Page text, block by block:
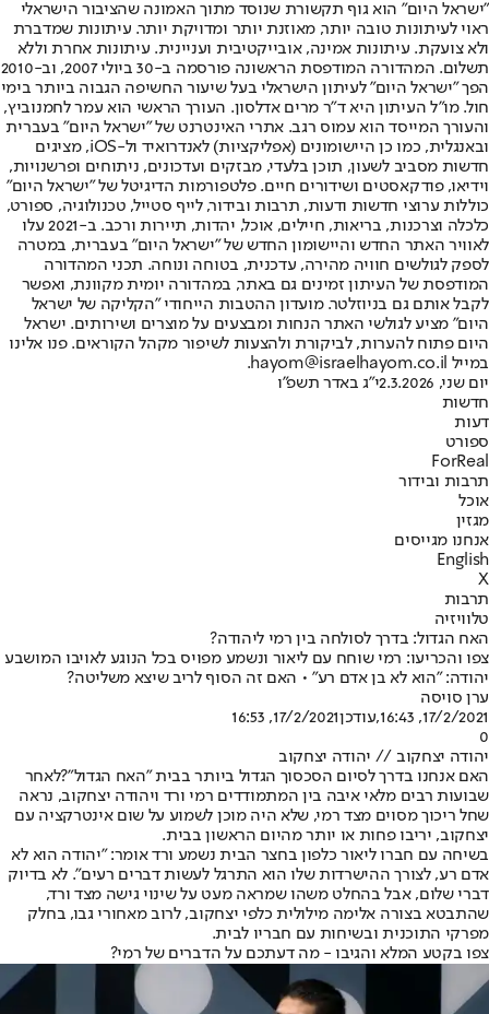
"ישראל היום" הוא גוף תקשורת שנוסד מתוך האמונה שהציבור הישראלי
ראוי לעיתונות טובה יותר, מאוזנת יותר ומדויקת יותר. עיתונות שמדברת
ולא צועקת. עיתונות אמינה, אובייקטיבית ועניינית. עיתונות אחרת וללא
תשלום. המהדורה המודפסת הראשונה פורסמה ב-30 ביולי 2007, וב-2010
הפך "ישראל היום" לעיתון הישראלי בעל שיעור החשיפה הגבוה ביותר בימי
חול. מו"ל העיתון היא ד"ר מרים אדלסון. העורך הראשי הוא עמר לחמנוביץ,
והעורך המייסד הוא עמוס רגב. אתרי האינטרנט של "ישראל היום" בעברית
ובאנגלית, כמו כן היישומונים (אפליקציות) לאנדרואיד ול-iOS, מציגים
חדשות מסביב לשעון, תוכן בלעדי, מבזקים ועדכונים, ניתוחים ופרשנויות,
וידיאו, פודקאסטים ושידורים חיים. פלטפורמות הדיגיטל של "ישראל היום"
כוללות ערוצי חדשות ודעות, תרבות ובידור, לייף סטייל, טכנולוגיה, ספורט,
כלכלה וצרכנות, בריאות, חיילים, אוכל, יהדות, תיירות ורכב. ב-2021 עלו
לאוויר האתר החדש והיישומון החדש של "ישראל היום" בעברית, במטרה
לספק לגולשים חוויה מהירה, עדכנית, בטוחה ונוחה. תכני המהדורה
המודפסת של העיתון זמינים גם באתר, במהדורה יומית מקוונת, ואפשר
לקבל אותם גם בניוזלטר. מועדון ההטבות הייחודי "הקליקה של ישראל
היום" מציע לגולשי האתר הנחות ומבצעים על מוצרים ושירותים. ישראל
היום פתוח להערות, לביקורת ולהצעות לשיפור מקהל הקוראים. פנו אלינו
במייל hayom@israelhayom.co.il.
יום שני, 2.3.2026
י"ג באדר תשפ"ו
חדשות
דעות
ספורט
ForReal
תרבות ובידור
אוכל
מגזין
אנחנו מגייסים
English
X
תרבות
טלוויזיה
האח הגדול: בדרך לסולחה בין רמי ליהודה?
צפו והכריעו: רמי שוחח עם ליאור ונשמע מפויס בכל הנוגע לאויבו המושבע
יהודה: "הוא לא בן אדם רע" • האם זה הסוף לריב שיצא משליטה?
ערן סויסה
17/2/2021, 16:43
,עודכן17/2/2021, 16:53
0
יהודה יצחקוב // יהודה יצחקוב
האם אנחנו בדרך לסיום הסכסוך הגדול ביותר בבית "האח הגדול"?לאחר
שבועות רבים מלאי איבה בין המתמודדים רמי ורד ויהודה יצחקוב, נראה
שחל ריכוך מסוים מצד רמי, שלא היה מוכן לשמוע על שום אינטרקציה עם
יצחקוב, יריבו פחות או יותר מהיום הראשון בבית.
בשיחה עם חברו ליאור כלפון בחצר הבית נשמע ורד אומר: "יהודה הוא לא
אדם רע, לצורך ההישרדות שלו הוא התרגל לעשות דברים רעים". לא בדיוק
דברי שלום, אבל בהחלט משהו שמראה מעט על שינוי גישה מצד ורד,
שהתבטא בצורה אלימה מילולית כלפי יצחקוב, לרוב מאחורי גבו, בחלק
מפרקי התוכנית ובשיחות עם חבריו לבית.
צפו בקטע המלא והגיבו - מה דעתכם על הדברים של רמי?